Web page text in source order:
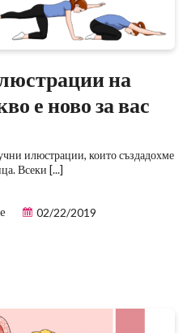
на
е ново за вас
илюстрации, които създадохме
Всеки [...]
02/22/2019